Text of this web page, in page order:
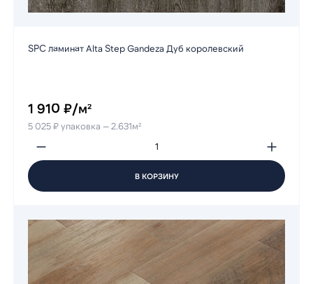
SPC ламинат Alta Step Gandeza Дуб королевский
1 910 ₽/м²
5 025 ₽ упаковка — 2.631м²
В КОРЗИНУ